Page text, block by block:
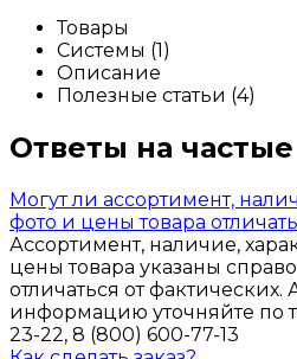
Товары
Системы (1)
Описание
Полезные статьи (4)
Ответы на
Могут ли ассортимент,
фото и цены товара
Ассортимент, наличие,
цены товара указаны
отличаться от фактических.
информацию уточняйте по
23-22, 8 (800) 600-77-13